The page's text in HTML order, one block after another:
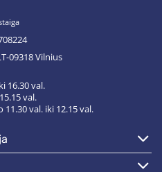
09318 Vilnius
16.30 val.
val.
val. iki 12.15 val.